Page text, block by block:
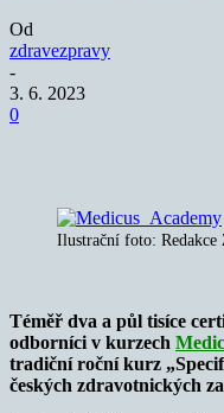
Od
zdravezpravy
-
3. 6. 2023
0
Ilustrační foto: Redakce
Téměř dva a půl tisíce
odborníci v kurzech
tradiční roční kurz
českých zdravotnických